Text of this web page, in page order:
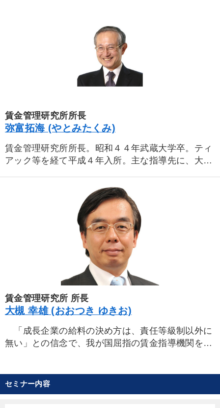
賃金管理研究所所長
弥富拓海 (やとみたくみ)
賃金管理研究所所長。昭和４４年武蔵大学卒。ティ
アック等を経て平成４年入所。主な指導先に、大倉
ター、福山商工会議所、他多数。
主な著書に、「強い会社をつくる賃金の決め方」は
じめ、「賃金管理データブック（共著）」他。
賃金管理研究所 所長
大槻 幸雄 (おおつき ゆきお)
「成長企業の給料の決め方は、責任等級制以外に
無い」との信念で、我が国屈指の賃金指導機関を所
業、資格社会の典型の医療業、多店舗展開のサービ
ス業など、あらゆる業種の賃金管理に精通。社長を
セミナー内容